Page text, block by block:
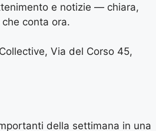
e notizie — chiara,
conta ora.
Via del Corso 45,
della settimana in una